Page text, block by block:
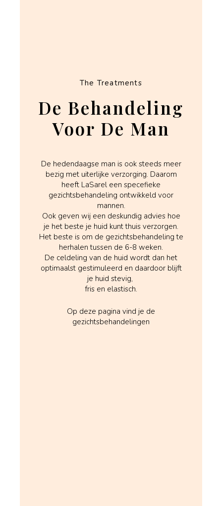
The Treatments
De Behandeling
Voor De Man
De hedendaagse man is ook steeds meer
bezig met uiterlijke verzorging. Daarom
heeft LaSarel een specefieke
gezichtsbehandeling ontwikkeld voor
mannen.
Ook geven wij een deskundig advies hoe
je het beste je huid kunt thuis verzorgen.
Het beste is om de gezichtsbehandeling te
herhalen tussen de 6-8 weken.
De celdeling van de huid wordt dan het
optimaalst gestimuleerd en daardoor blijft
je huid stevig,
fris en elastisch.
Op deze pagina vind je de
gezichtsbehandelingen